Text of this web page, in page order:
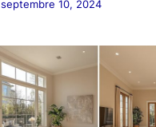
septembre 10, 2024